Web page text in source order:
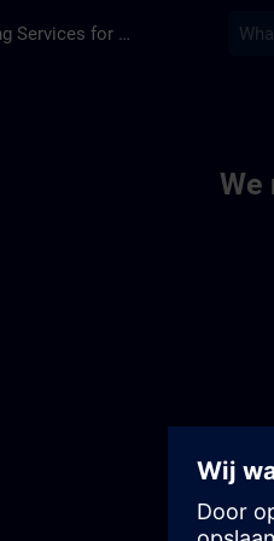
Training Services for Digital Industries
We